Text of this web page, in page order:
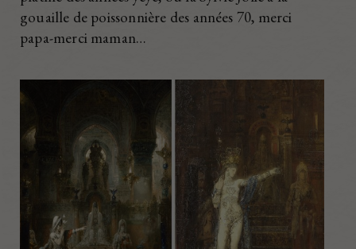
gouaille de poissonnière des années 70, merci
papa-merci maman…